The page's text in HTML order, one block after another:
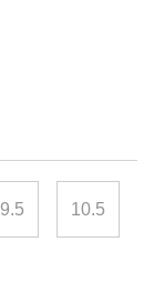
9.5 10.5